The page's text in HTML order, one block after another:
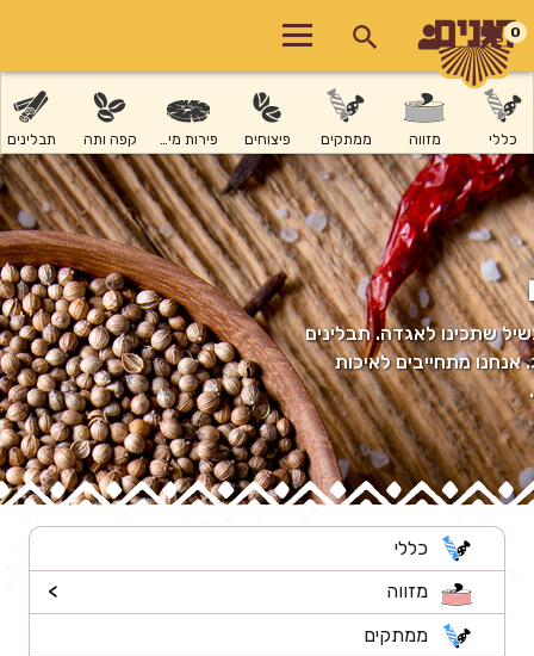
0
כללי מזווה ממתקים פיצוחים פירות מיובשים קפה ותה תבלינים
שתכינו לאגדה. תבלינים
מתחייבים לאיכות
כללי
מזווה
>
ממתקים